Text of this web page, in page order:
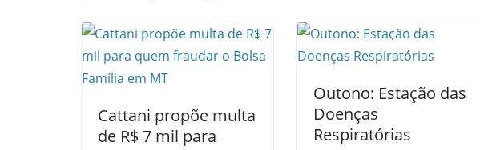
Cattani propõe multa
de R$ 7 mil para
Outono: Estação das
Doenças
Respiratórias